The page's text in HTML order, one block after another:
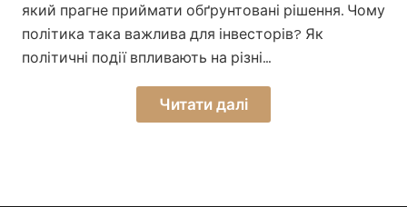
який прагне приймати обґрунтовані рішення. Чому
політика така важлива для інвесторів? Як
політичні події впливають на різні…
Читати далі